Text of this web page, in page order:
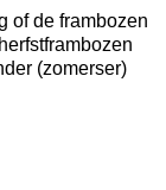
of de frambozen
(zomerser)